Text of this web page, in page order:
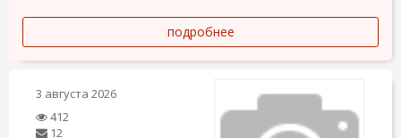
подробнее
3 августа 2026
412
12